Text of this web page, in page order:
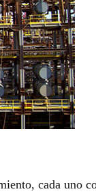
cada uno